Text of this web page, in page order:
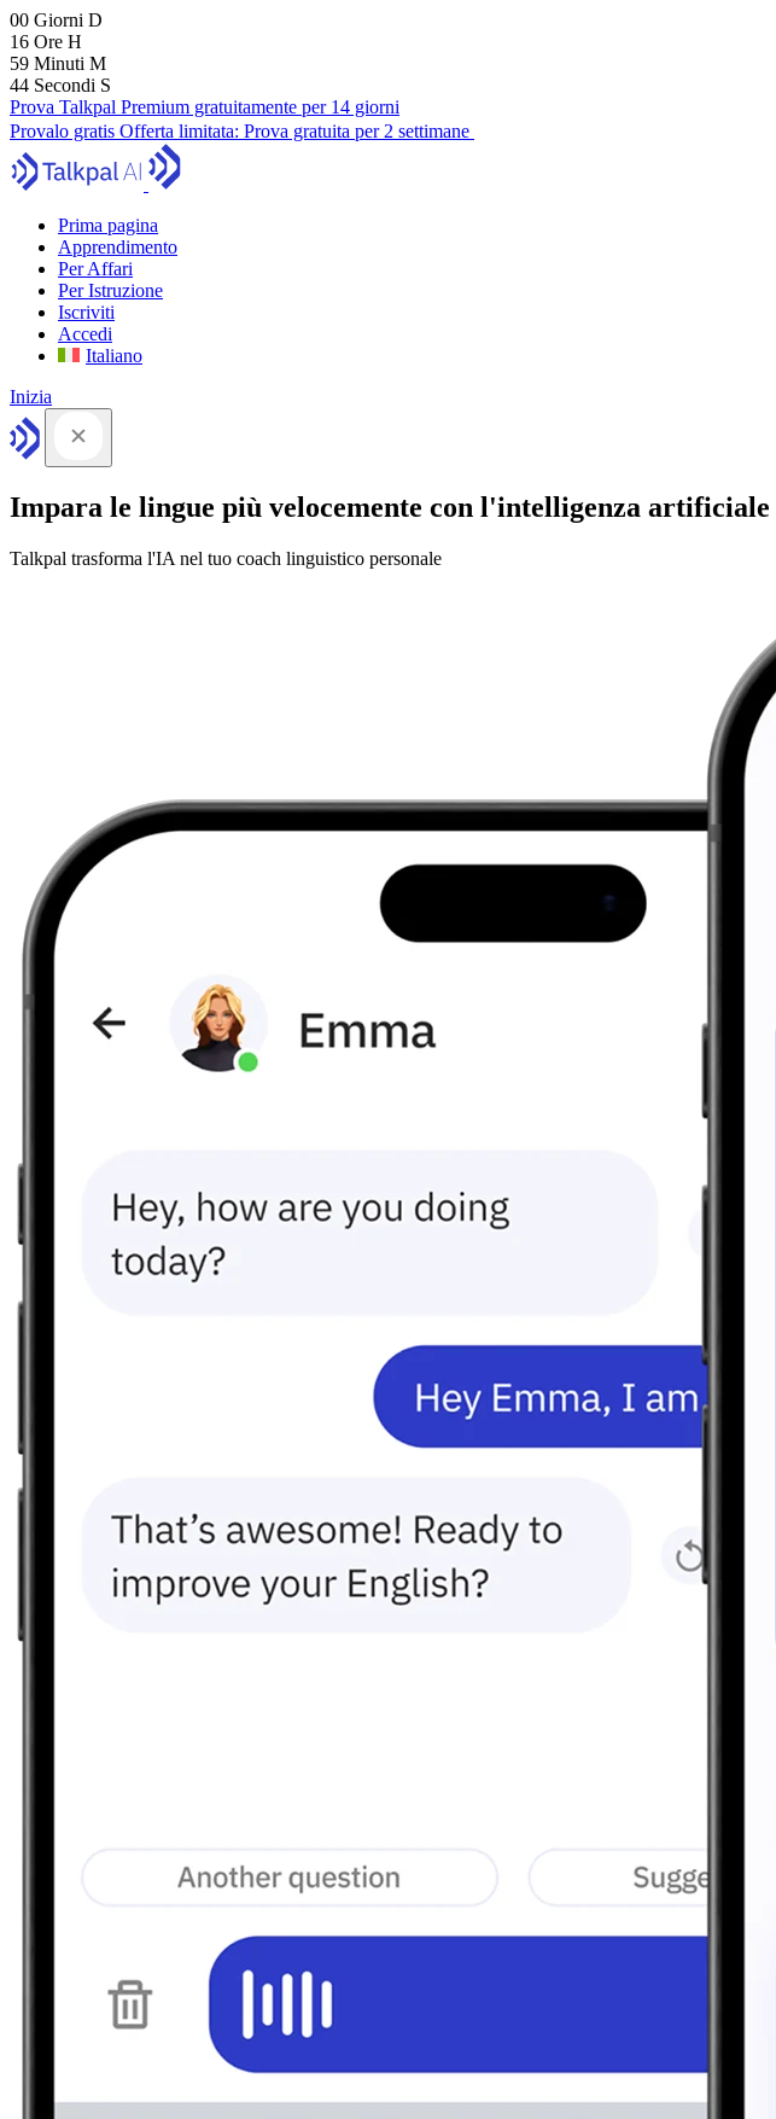
00 Giorni D
16 Ore H
59 Minuti M
43 Secondi S
Prova Talkpal Premium gratuitamente per 14 giorni
Provalo gratis Offerta limitata: Prova gratuita per 2 settimane
Prima pagina
Apprendimento
Per Affari
Per Istruzione
Iscriviti
Accedi
Italiano
Inizia
Impara le lingue più velocemente con l'intelligenza artificiale
Talkpal trasforma l'IA nel tuo coach linguistico personale